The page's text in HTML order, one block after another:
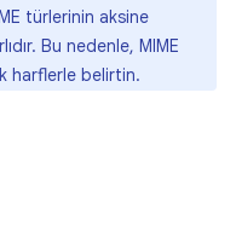
türlerinin aksine
Bu nedenle, MIME
harflerle belirtin.